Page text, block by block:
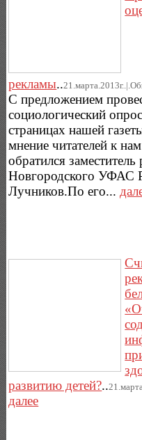
рекламы..
С предложением
социологический
страницах нашей
мнение читателей к
обратился заместитель
Новгородского УФАС
Лучников.По его...
развитию детей?..
далее